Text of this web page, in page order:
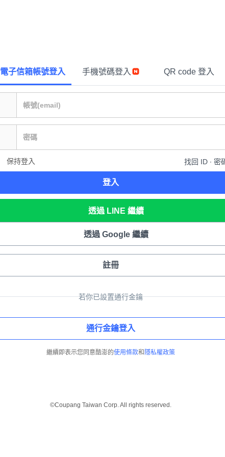
電子信箱帳號登入 手機號碼登入 QR code 登入
保持登入 找回 ID ∙ 密
登入
透過 LINE 繼續
透過 Google 繼續
註冊
若你已設置通行金鑰
通行金鑰登入
繼續即表示您同意酷澎的使用條款和 隱私權政策
©Coupang Taiwan Corp. All rights reserved.